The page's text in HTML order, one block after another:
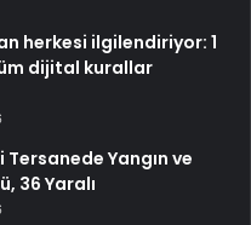
herkesi ilgilendiriyor: 1
dijital kurallar
Tersanede Yangın ve
36 Yaralı